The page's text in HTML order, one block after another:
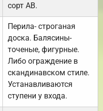
сорт АВ.
Перила- строганая
доска. Балясины-
точеные, фигурные.
Либо ограждение в
скандинавском стиле.
Устанавливаются
ступени у входа.